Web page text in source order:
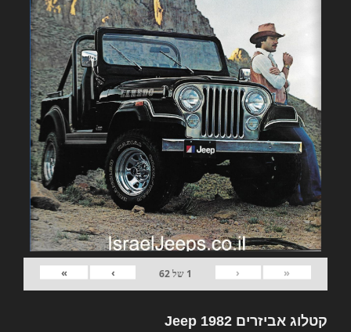
«
‹
1 של62
›
»
קטלוג אביזרים 1982 Jeep